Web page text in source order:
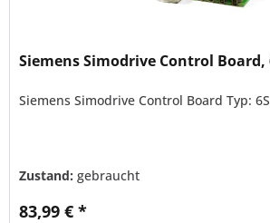
Siemens Simodrive Control Board,
Siemens Simodrive Control Board Typ:
Zustand:gebraucht
83,99 € *